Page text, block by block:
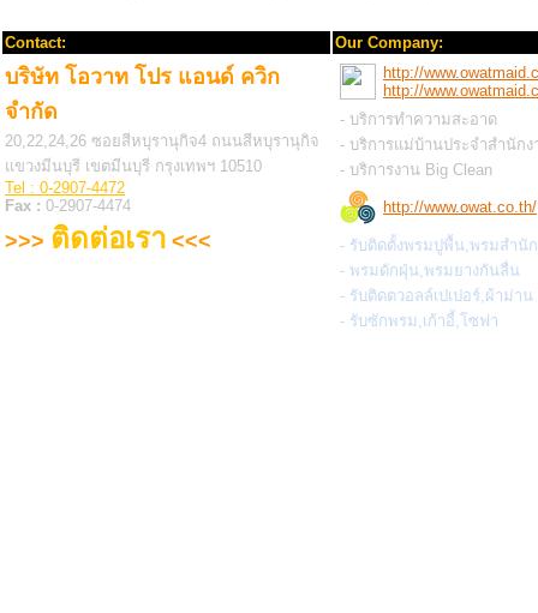
Contact: Our Company:
บริษัท โอวาท โปร แอนด์ ควิก
จำกัด
20,22,24,26 ซอยสีหบุรานุกิจ4 ถนนสีหบุรานุกิจ
แขวงมีนบุรี เขตมีนบุรี กรุงเทพฯ 10510
Tel : 0-2907-4472
Fax : 0-2907-4474
>>> ติดต่อเรา <<<
http://
http://
- บริการทำความสะอาด
- บริการแม่บ้านประจำสำนักง
- บริการงาน Big Clean
http://www.owat.co.th/
- รับติดตั้งพรมปูพื้น,พรมสำนั
- พรมดักฝุ่น,พรมยางกันลื่น
- รับติดตวอลล์เปเปอร์,ผ้าม่าน
- รับซักพรม,เก้าอี้,โซฟา